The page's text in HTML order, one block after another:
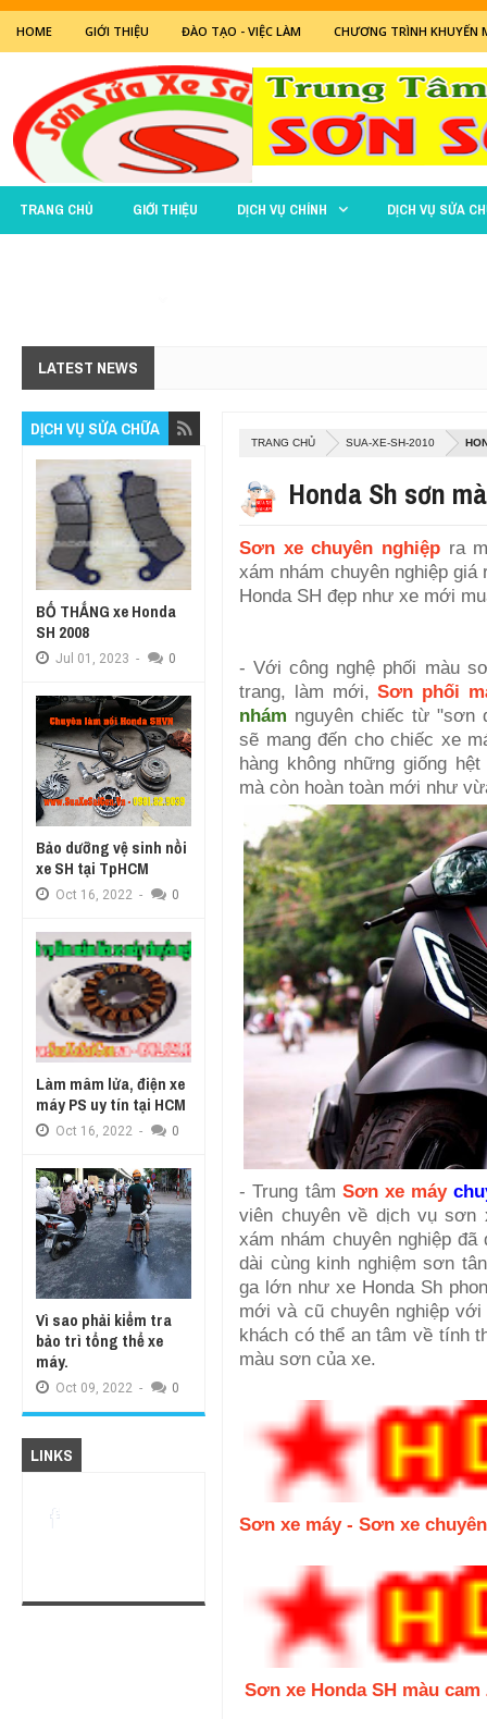
HOME GIỚI THIỆU ĐÀO TẠO - VIỆC LÀM CHƯƠNG TRÌNH KHUYẾN
TRANG CHỦ GIỚI THIỆU DỊCH VỤ CHÍNH DỊCH VỤ SỬA
LATEST NEWS
TRANG CHỦ SUA-XE-SH-2010
Honda Sh sơn
Sơn xe chuyên nghiệpra
xám nhám chuyên nghiệp
Honda SH đẹp như xe mới
- Với công nghệ phối màu
trang, làm mới,Sơn phối
nhám nguyên chiếc từ "sơn
sẽ mang đến cho chiếc xe
hàng không những giống
mà còn hoàn toàn mới như
- Trung tâm Sơn xe máy
viên chuyên về dịch vụ
xám nhám chuyên nghiệp
dài cùng kinh nghiệm sơn
ga lớn như xe Honda Sh
mới và cũ chuyên nghiệp
khách có thể an tâm về tính
màu sơn của xe.
Sơn xe máy - Sơn xe
Sơn xe Honda SH màu cam
DỊCH VỤ SỬA CHỮA
BỐ THẮNG xe Honda
SH 2008
Jul 01, 2023 - 0
Bảo dưỡng vệ sinh nồi
xe SH tại TpHCM
Oct 16, 2022 - 0
Làm mâm lửa, điện xe
máy PS uy tín tại HCM
Oct 16, 2022 - 0
Vì sao phải kiểm tra
bảo trì tổng thể xe
máy.
Oct 09, 2022 - 0
LINKS